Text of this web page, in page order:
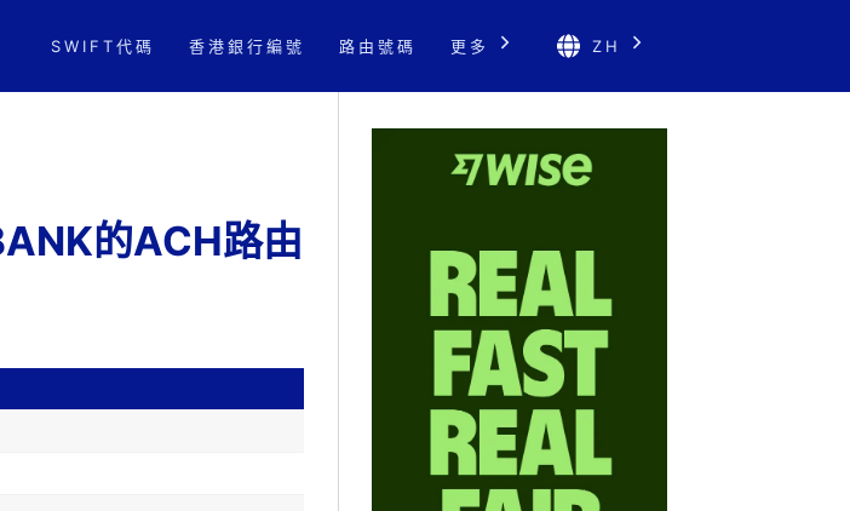
SWIFT代碼 香港銀行編號 路由號碼 更多 ZH
的ACH路由